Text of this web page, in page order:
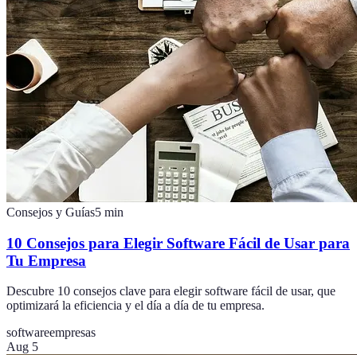
Consejos y Guías5 min
10 Consejos para Elegir Software Fácil de Usar para
Tu Empresa
Descubre 10 consejos clave para elegir software fácil de usar, que
optimizará la eficiencia y el día a día de tu empresa.
softwareempresas
Aug 5